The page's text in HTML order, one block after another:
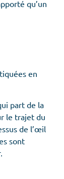
qu’un
en
part de la
le trajet du
de l’œil
sont